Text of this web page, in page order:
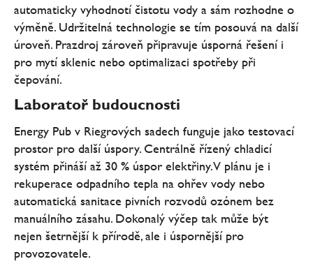
automaticky vyhodnotí čistotu vody a sám rozhodne o
výměně. Udržitelná technologie se tím posouvá na další
úroveň. Prazdroj zároveň připravuje úsporná řešení i
pro mytí sklenic nebo optimalizaci spotřeby při
čepování.
Laboratoř budoucnosti
Energy Pub v Riegrových sadech funguje jako testovací
prostor pro další úspory. Centrálně řízený chladicí
systém přináší až 30 % úspor elektřiny. V plánu je i
rekuperace odpadního tepla na ohřev vody nebo
automatická sanitace pivních rozvodů ozónem bez
manuálního zásahu. Dokonalý výčep tak může být
nejen šetrnější k přírodě, ale i úspornější pro
provozovatele.